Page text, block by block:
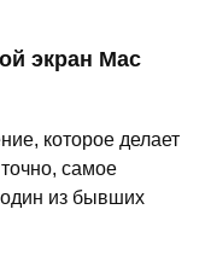
экран Mac
которое делает
самое
один из бывших